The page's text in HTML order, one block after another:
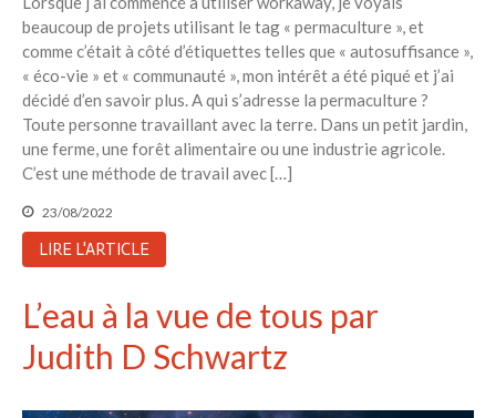
beaucoup de projets utilisant le tag « permaculture », et
comme c’était à côté d’étiquettes telles que « autosuffisance »,
« éco-vie » et « communauté », mon intérêt a été piqué et j’ai
décidé d’en savoir plus. A qui s’adresse la permaculture ?
Toute personne travaillant avec la terre. Dans un petit jardin,
une ferme, une forêt alimentaire ou une industrie agricole.
C’est une méthode de travail avec […]
23/08/2022
LIRE L'ARTICLE
L’eau à la vue de tous par
Judith D Schwartz